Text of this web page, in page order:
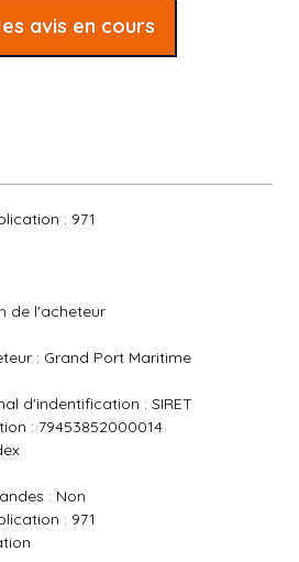
avis en cours
: 971
de l'acheteur
: Grand Port Maritime
d'indentification : SIRET
: 79453852000014
: Non
: 971